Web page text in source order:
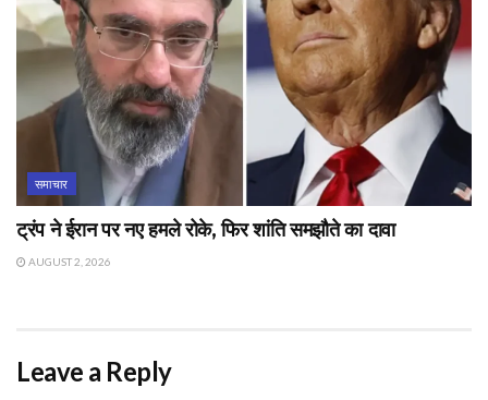
समाचार
ट्रंप ने ईरान पर नए हमले रोके, फिर शांति समझौते का दावा
AUGUST 2, 2026
Leave a Reply